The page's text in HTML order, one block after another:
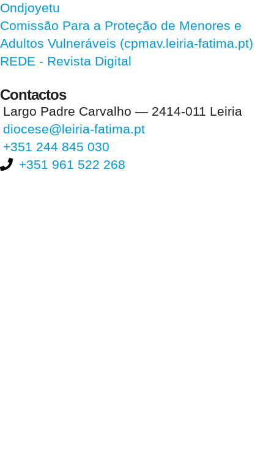
Ondjoyetu
Comissão Para a Proteção de Menores e
Adultos Vulneráveis (cpmav.leiria-fatima.pt)
REDE - Revista Digital
Contactos
Largo Padre Carvalho — 2414-011 Leiria
diocese@leiria-fatima.pt
+351 244 845 030
+351 961 522 268